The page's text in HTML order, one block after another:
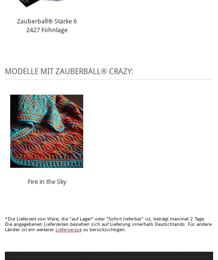
Zauberball® Stärke 6
2427 Föhnlage
MODELLE MIT ZAUBERBALL® CRAZY:
Fire in the Sky
*Die Lieferzeit von Ware, die "auf Lager" oder "Sofort lieferbar" ist, beträgt maximal 2 Tage.
Die angegebenen Lieferzeiten beziehen sich auf Lieferung innerhalb Deutschlands. Für andere
Länder ist ein weiterer Lieferverzug zu berücksichtigen.